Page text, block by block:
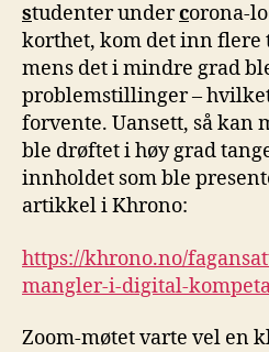
studenter undercorona-
korthet, kom det inn flere
mens det i mindre grad
problemstillinger –
forvente. Uansett, så kan
ble drøftet i høy grad
innholdet som ble
artikkel i Khrono:
https://khrono.no/
mangler-i-digital-
Zoom-møtet varte vel en